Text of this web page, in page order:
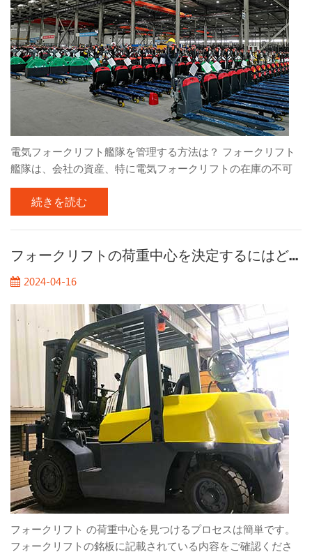
効果的に回避し、制御機器の浸...
電気フォークリフト艦隊を管理する方法は？ フォークリフト
艦隊は、会社の資産、特に電気フォークリフトの在庫の不可
欠な部分です。彼らは、従来の燃料駆動のフォークリフトよ
りも効率的で環境に優しい鉛蓄電池またはリチウム電池を使
用しています。 管理のために、これらの貴重な資産が安全に
運営されていることを確認し、バッテリーが完全に充電さ
れ、すべての機器が適切に維持されていることが日々の運用
単純なタスクではなく、運用効率を最適化するために、詳細
な理解と複数のソリューションの採用が必要です。 自動化と
産業用モノのインターネット（IIOT）ソリューションが進むに
つれて、エコシステムの管理はますます複雑になります。こ
の状況に応じて、企業は賢明に選択し、どのフリート管理ソ
リューションがビジネスニーズにより適しているかを決定す
る必要があります。 Fork...
続きを読む
フォークリフトの荷重中心を決定するにはどうすればよいですか?
2024-04-16
フォークリフト の荷重中心を見つけるプロセスは簡単です。
フォークリフトの銘板に記載されている内容をご確認くださ